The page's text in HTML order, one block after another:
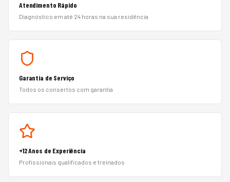
Atendimento Rápido
Diagnóstico em até 24 horas na sua residência
Garantia de Serviço
Todos os consertos com garantia
+12 Anos de Experiência
Profissionais qualificados e treinados